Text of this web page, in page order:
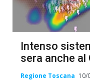
Intenso
sera anche al
Regione Toscana 10/